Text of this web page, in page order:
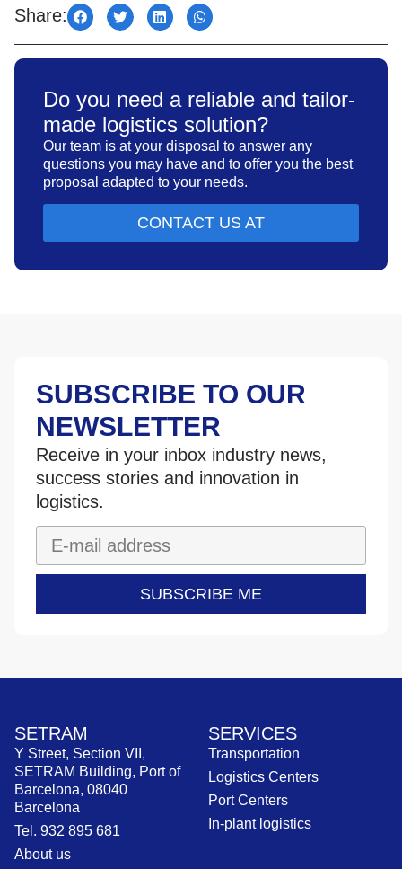
Share:
Do you need a reliable and tailor-
made logistics solution?
Our team is at your disposal to answer any
questions you may have and to offer you the best
proposal adapted to your needs.
CONTACT US AT
SUBSCRIBE TO OUR
NEWSLETTER
Receive in your inbox industry news,
success stories and innovation in
logistics.
SUBSCRIBE ME
SETRAM
Y Street, Section VII,
SETRAM Building, Port of
Barcelona, 08040
Barcelona
Tel. 932 895 681
About us
SERVICES
Transportation
Logistics Centers
Port Centers
In-plant logistics